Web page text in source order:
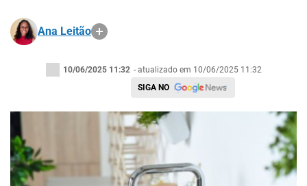
Ana Leitão
10/06/2025 11:32 - atualizado em 10/06/2025 11:32
SIGA NO